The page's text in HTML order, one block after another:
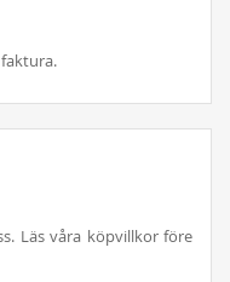
Läs våra köpvillkor före